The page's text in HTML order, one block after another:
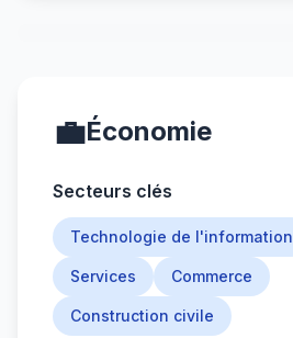
💼Économie
Secteurs clés
Technologie de l'information
Services Commerce
Construction civile